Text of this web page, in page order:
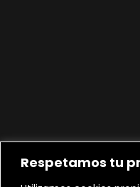
Respetamos tu